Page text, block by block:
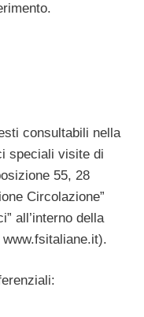
consultabili nella
speciali visite di
55, 28
Circolazione”
all’interno della